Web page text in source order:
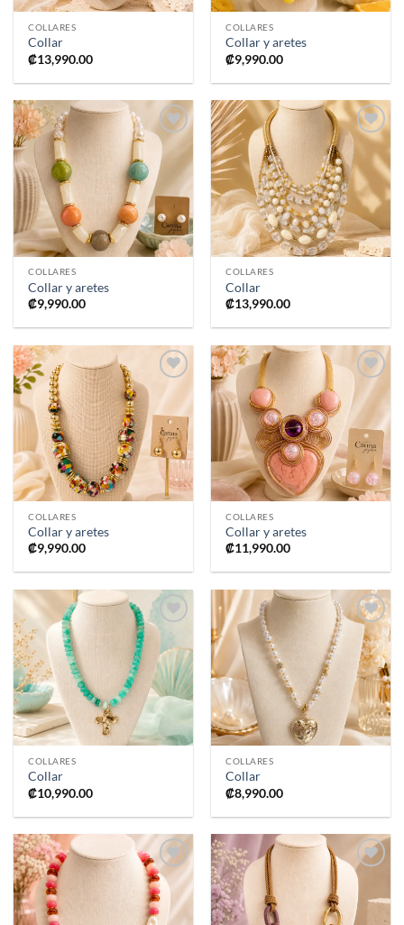
COLLARES
Collar
₡13,990.00
COLLARES
Collar y aretes
₡9,990.00
Añadir
a la
lista de
deseos
COLLARES
Collar y aretes
₡9,990.00
Añadir
lista de
deseos
COLLARES
Collar
₡13,990.00
lista de
deseos
COLLARES
Collar y aretes
₡9,990.00
Añadir
a la
lista de
deseos
COLLARES
Collar y aretes
₡11,990.00
a la
lista de
deseos
COLLARES
Collar
₡10,990.00
Añadir
a la
lista de
deseos
COLLARES
Collar
₡8,990.00
Añadir
a la
lista de
deseos
Añadir
a la
lista de
deseos